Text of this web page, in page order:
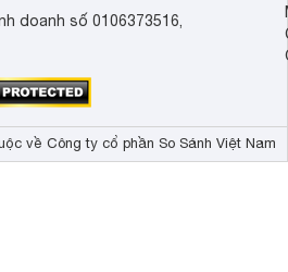
doanh số 0106373516,
về Công ty cổ phần So Sánh Việt Nam